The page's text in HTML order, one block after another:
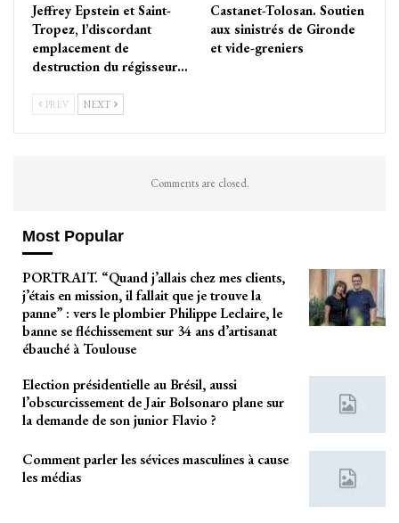
Jeffrey Epstein et Saint-
Tropez, l’discordant
emplacement de
destruction du régisseur…
Castanet-Tolosan. Soutien
aux sinistrés de Gironde
et vide-greniers
PREV NEXT
Comments are closed.
Most Popular
PORTRAIT. “Quand j’allais chez mes clients,
j’étais en mission, il fallait que je trouve la
panne” : vers le plombier Philippe Leclaire, le
banne se fléchissement sur 34 ans d’artisanat
ébauché à Toulouse
Election présidentielle au Brésil, aussi
l’obscurcissement de Jair Bolsonaro plane sur
la demande de son junior Flavio ?
Comment parler les sévices masculines à cause
les médias